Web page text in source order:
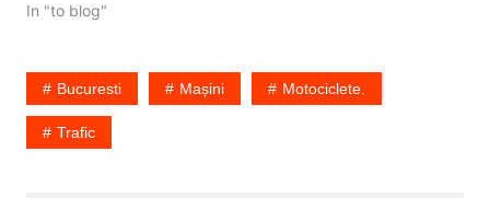
pacate montajul e
stanga si in dreapta
ambianta. (bai, montaj d-
asta se facea acu 5 ani).
Apoi…
In "to blog"
Bucuresti Mașini Motociclete.
Trafic